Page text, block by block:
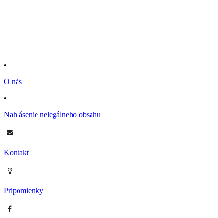
•
O nás
•
Nahlásenie nelegálneho obsahu
Kontakt
Pripomienky